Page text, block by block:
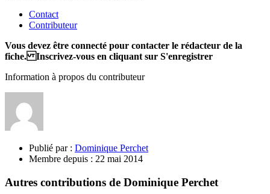
Contact
Contributeur
Vous devez être connecté pour contacter le rédacteur de la
fiche. Inscrivez-vous en cliquant sur S'enregistrer
Information à propos du contributeur
Publié par : Dominique Perchet
Membre depuis : 22 mai 2014
Autres contributions de Dominique Perchet